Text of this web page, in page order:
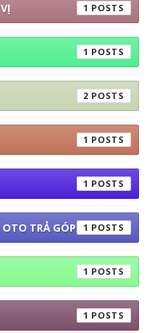
1
1
2
1
1
TRẢ GÓP 1
1
1